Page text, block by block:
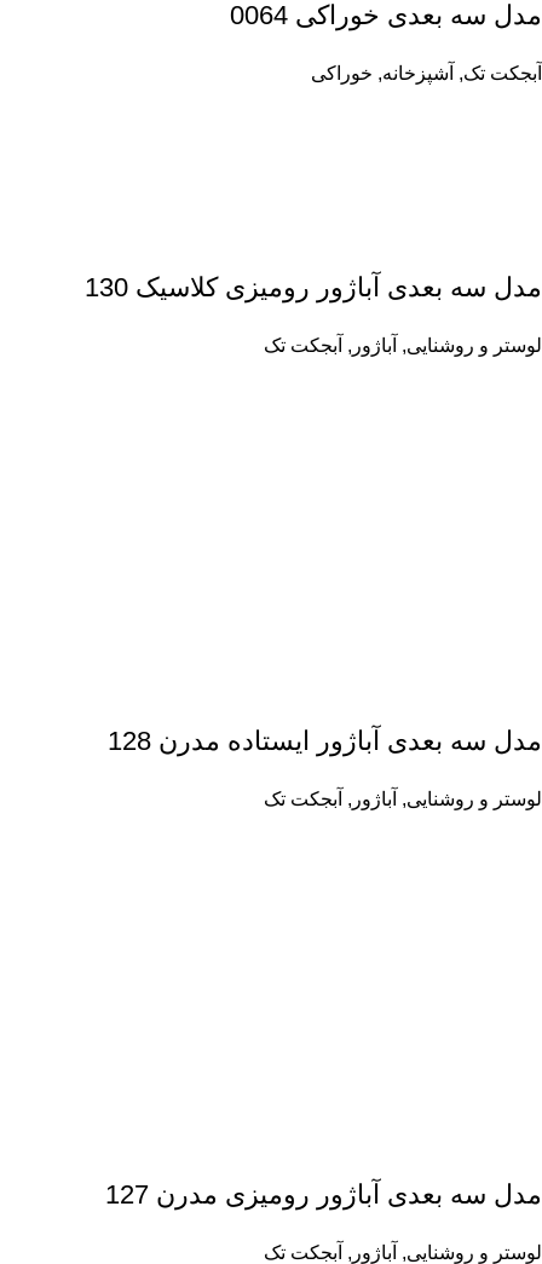
مدل سه بعدی خوراکی 0064
آبجکت تک, آشپزخانه, خوراکی
مدل سه بعدی آباژور رومیزی کلاسیک 130
لوستر و روشنایی, آباژور , آبجکت تک
مدل سه بعدی آباژور ایستاده مدرن 128
لوستر و روشنایی, آباژور , آبجکت تک
مدل سه بعدی آباژور رومیزی مدرن 127
لوستر و روشنایی, آباژور , آبجکت تک